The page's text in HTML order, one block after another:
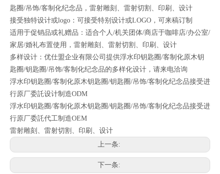
匙圈/吊饰/客制化纪念品，雷射雕刻、雷射切割、印刷、设计
接受独特设计或logo：可接受特别设计或LOGO，可来稿订制
适用于促销品或礼赠品：适合个人/机关团体/商店于咖啡店/办公室/
家居/婚礼布置使用，雷射雕刻、雷射切割、印刷、设计
多样设计：优仕盟企业有限公司提供浮水印钥匙圈/客制化原木钥
匙圈/钥匙圈/吊饰/客制化纪念品的多样化设计，请来电洽询
浮水印钥匙圈/客制化原木钥匙圈/钥匙圈/吊饰/客制化纪念品接受进
行原厂委託设计制造ODM
浮水印钥匙圈/客制化原木钥匙圈/钥匙圈/吊饰/客制化纪念品接受进
行原厂委託代工制造OEM
雷射雕刻、雷射切割、印刷、设计
上一条:
下一条: